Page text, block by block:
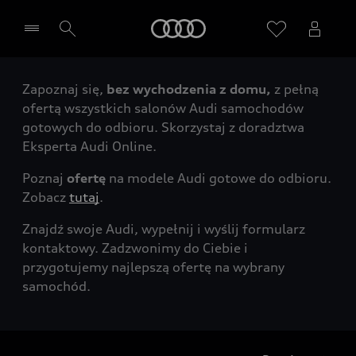
Wybierz Twojego Partnera Audi
Zapoznaj się, bez wychodzenia z domu, z pełną
ofertą wszystkich salonów Audi samochodów
gotowych do odbioru. Skorzystaj z doradztwa
Eksperta Audi Online.
Poznaj ofertę na modele Audi gotowe do odbioru.
Zobacz tutaj.
Znajdź swoje Audi, wypełnij i wyślij formularz
kontaktowy. Zadzwonimy do Ciebie i
przygotujemy najlepszą ofertę na wybrany
samochód.